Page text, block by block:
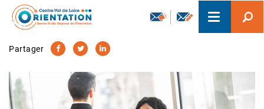
Aller
contenu
principal
Toggle
navigation
Partager